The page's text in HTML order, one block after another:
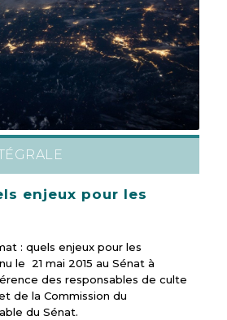
enjeux pour les
: quels enjeux pour les
le 21 mai 2015 au Sénat à
des responsables de culte
de la Commission du
du Sénat.